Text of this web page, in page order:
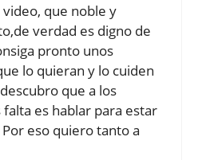
que noble y
verdad es digno de
pronto unos
lo quieran y lo cuiden
que a los
es hablar para estar
eso quiero tanto a